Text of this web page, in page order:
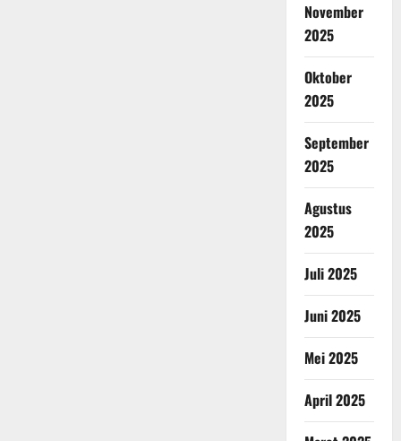
November
2025
Oktober
2025
September
2025
Agustus
2025
Juli 2025
Juni 2025
Mei 2025
April 2025